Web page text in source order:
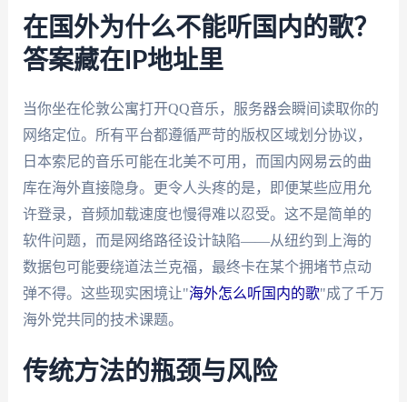
在国外为什么不能听国内的歌？
答案藏在IP地址里
当你坐在伦敦公寓打开QQ音乐，服务器会瞬间读取你的
网络定位。所有平台都遵循严苛的版权区域划分协议，
日本索尼的音乐可能在北美不可用，而国内网易云的曲
库在海外直接隐身。更令人头疼的是，即便某些应用允
许登录，音频加载速度也慢得难以忍受。这不是简单的
软件问题，而是网络路径设计缺陷——从纽约到上海的
数据包可能要绕道法兰克福，最终卡在某个拥堵节点动
弹不得。这些现实困境让"海外怎么听国内的歌"成了千万
海外党共同的技术课题。
传统方法的瓶颈与风险